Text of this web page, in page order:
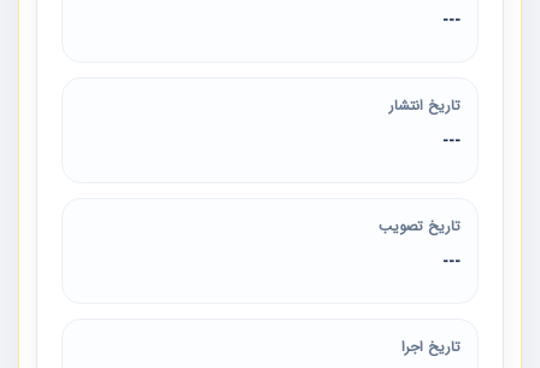
---
تاریخ انتشار
---
تاریخ تصویب
---
تاریخ اجرا